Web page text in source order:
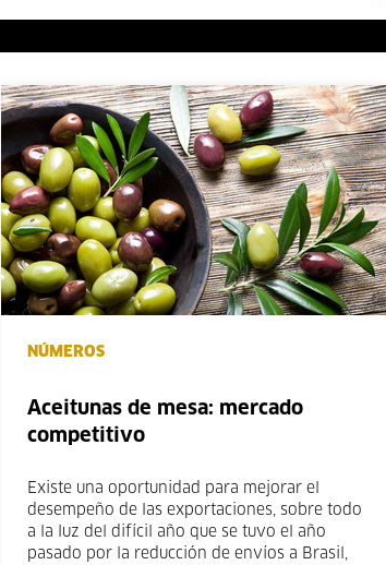
NÚMEROS
Aceitunas de mesa: mercado
competitivo
Existe una oportunidad para mejorar el
desempeño de las exportaciones, sobre todo
a la luz del difícil año que se tuvo el año
pasado por la reducción de envíos a Brasil,